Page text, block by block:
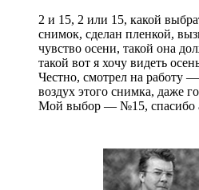
2 и 15, 2 или 15, какой
снимок, сделан пленкой,
чувство осени, такой она
такой вот я хочу видеть
Честно, смотрел на работу
воздух этого снимка, даже
Мой выбор — №15, спасибо